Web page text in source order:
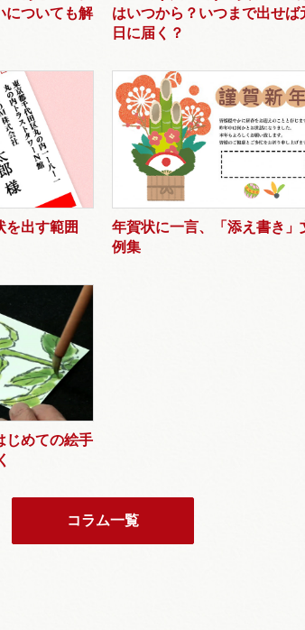
についても解
はいつから？いつまで出せば
日に届く？
を出す範囲
年賀状に一言、「添え書き」
例集
じめての絵手
コラム一覧